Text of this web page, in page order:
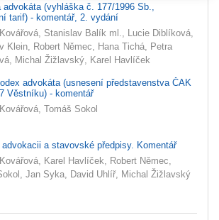
advokáta (vyhláška č. 177/1996 Sb.,
tarif) - komentář, 2. vydání
Stanislav Balík ml., Lucie Diblíková,
Klein, Robert Němec, Hana Tichá, Petra
Michal Žižlavský, Karel Havlíček
advokáta (usnesení představenstva ČAK
Věstníku) - komentář
Tomáš Sokol
a stavovské předpisy. Komentář
Karel Havlíček, Robert Němec,
Jan Syka, David Uhlíř, Michal Žižlavský